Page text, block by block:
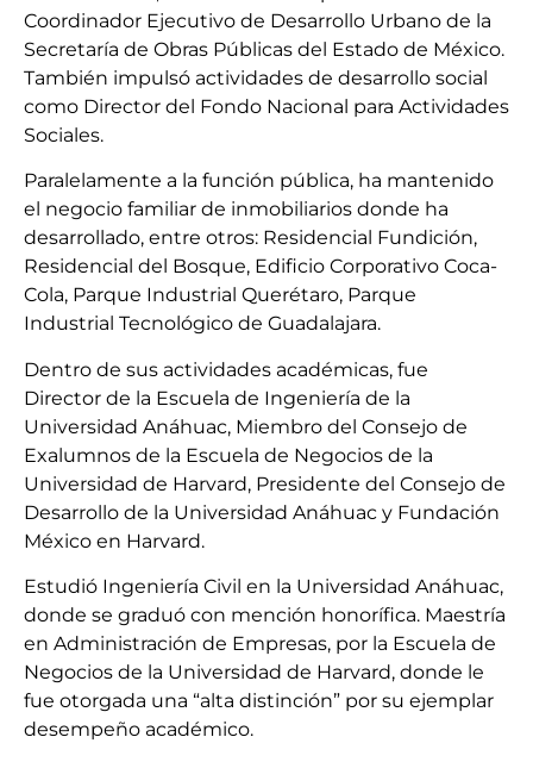
Coordinador Ejecutivo de Desarrollo Urbano de la
Secretaría de Obras Públicas del Estado de México.
También impulsó actividades de desarrollo social
como Director del Fondo Nacional para Actividades
Sociales.
Paralelamente a la función pública, ha mantenido
el negocio familiar de inmobiliarios donde ha
desarrollado, entre otros: Residencial Fundición,
Residencial del Bosque, Edificio Corporativo Coca-
Cola, Parque Industrial Querétaro, Parque
Industrial Tecnológico de Guadalajara.
Dentro de sus actividades académicas, fue
Director de la Escuela de Ingeniería de la
Universidad Anáhuac, Miembro del Consejo de
Exalumnos de la Escuela de Negocios de la
Universidad de Harvard, Presidente del Consejo de
Desarrollo de la Universidad Anáhuac y Fundación
México en Harvard.
Estudió Ingeniería Civil en la Universidad Anáhuac,
donde se graduó con mención honorífica. Maestría
en Administración de Empresas, por la Escuela de
Negocios de la Universidad de Harvard, donde le
fue otorgada una “alta distinción” por su ejemplar
desempeño académico.